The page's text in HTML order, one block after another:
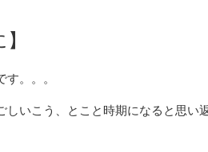
。。。
しいこう、とこと時期になると思い